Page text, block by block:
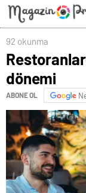
92 okunma
dönemi
ABONE OL